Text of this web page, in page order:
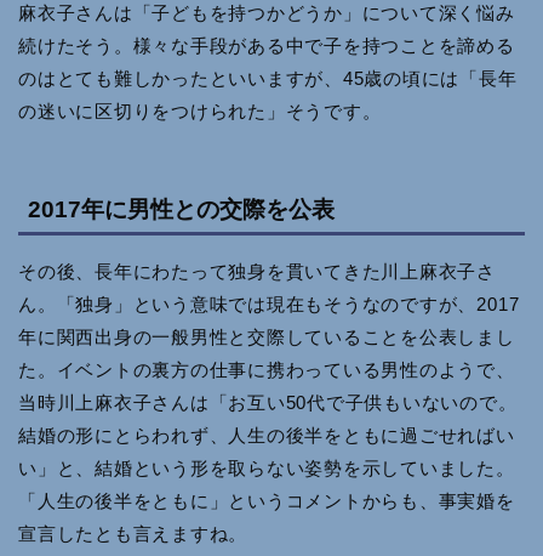
麻衣子さんは「子どもを持つかどうか」について深く悩み
続けたそう。様々な手段がある中で子を持つことを諦める
のはとても難しかったといいますが、45歳の頃には「長年
の迷いに区切りをつけられた」そうです。
2017年に男性との交際を公表
その後、長年にわたって独身を貫いてきた川上麻衣子さ
ん。「独身」という意味では現在もそうなのですが、2017
年に関西出身の一般男性と交際していることを公表しまし
た。イベントの裏方の仕事に携わっている男性のようで、
当時川上麻衣子さんは「お互い50代で子供もいないので。
結婚の形にとらわれず、人生の後半をともに過ごせればい
い」と、結婚という形を取らない姿勢を示していました。
「人生の後半をともに」というコメントからも、事実婚を
宣言したとも言えますね。